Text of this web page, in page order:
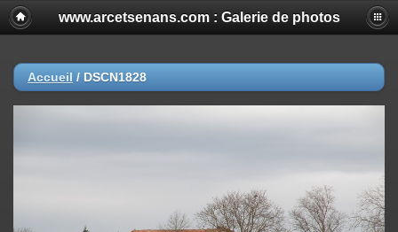
www.arcetsenans.com : Galerie de photos
Accueil / DSCN1828